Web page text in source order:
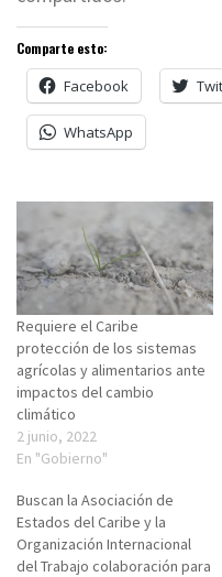
Comparte esto:
Facebook
WhatsApp
Requiere el Caribe
protección de los sistemas
agrícolas y alimentarios ante
impactos del cambio
climático
2 junio, 2022
En "Gobierno"
Buscan la Asociación de
Estados del Caribe y la
Organización Internacional
del Trabajo colaboración para